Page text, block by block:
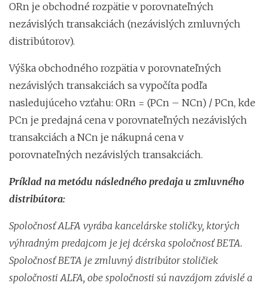
ORn je obchodné rozpätie v porovnateľných
nezávislých transakciách (nezávislých zmluvných
distribútorov).
Výška obchodného rozpätia v porovnateľných
nezávislých transakciách sa vypočíta podľa
nasledujúceho vzťahu: ORn = (PCn – NCn) / PCn, kde
PCn je predajná cena v porovnateľných nezávislých
transakciách a NCn je nákupná cena v
porovnateľných nezávislých transakciách.
Príklad na metódu následného predaja u zmluvného
distribútora:
Spoločnosť ALFA vyrába kancelárske stoličky, ktorých
výhradným predajcom je jej dcérska spoločnosť BETA.
Spoločnosť BETA je zmluvný distribútor stoličiek
spoločnosti ALFA, obe spoločnosti sú navzájom závislé a